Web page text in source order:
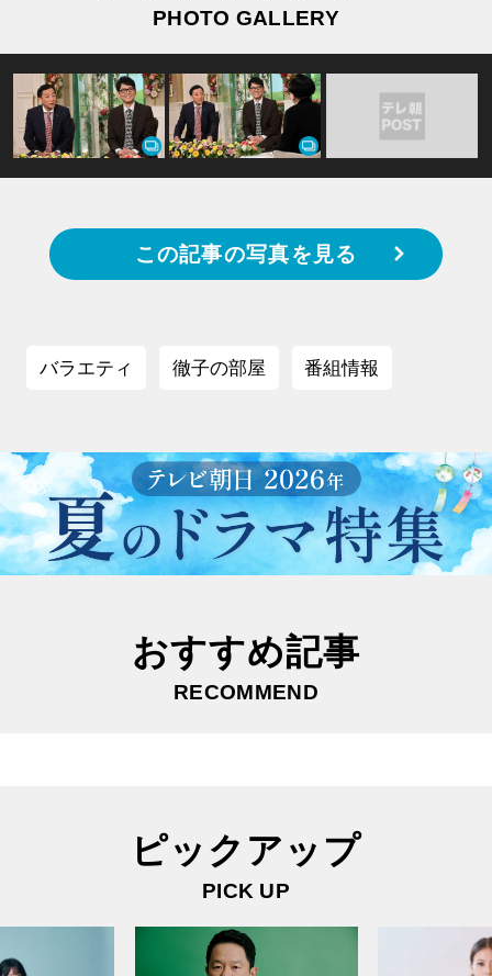
PHOTO GALLERY
この記事の写真を見る
バラエティ 徹子の部屋 番組情報
おすすめ記事
RECOMMEND
ピックアップ
PICK UP